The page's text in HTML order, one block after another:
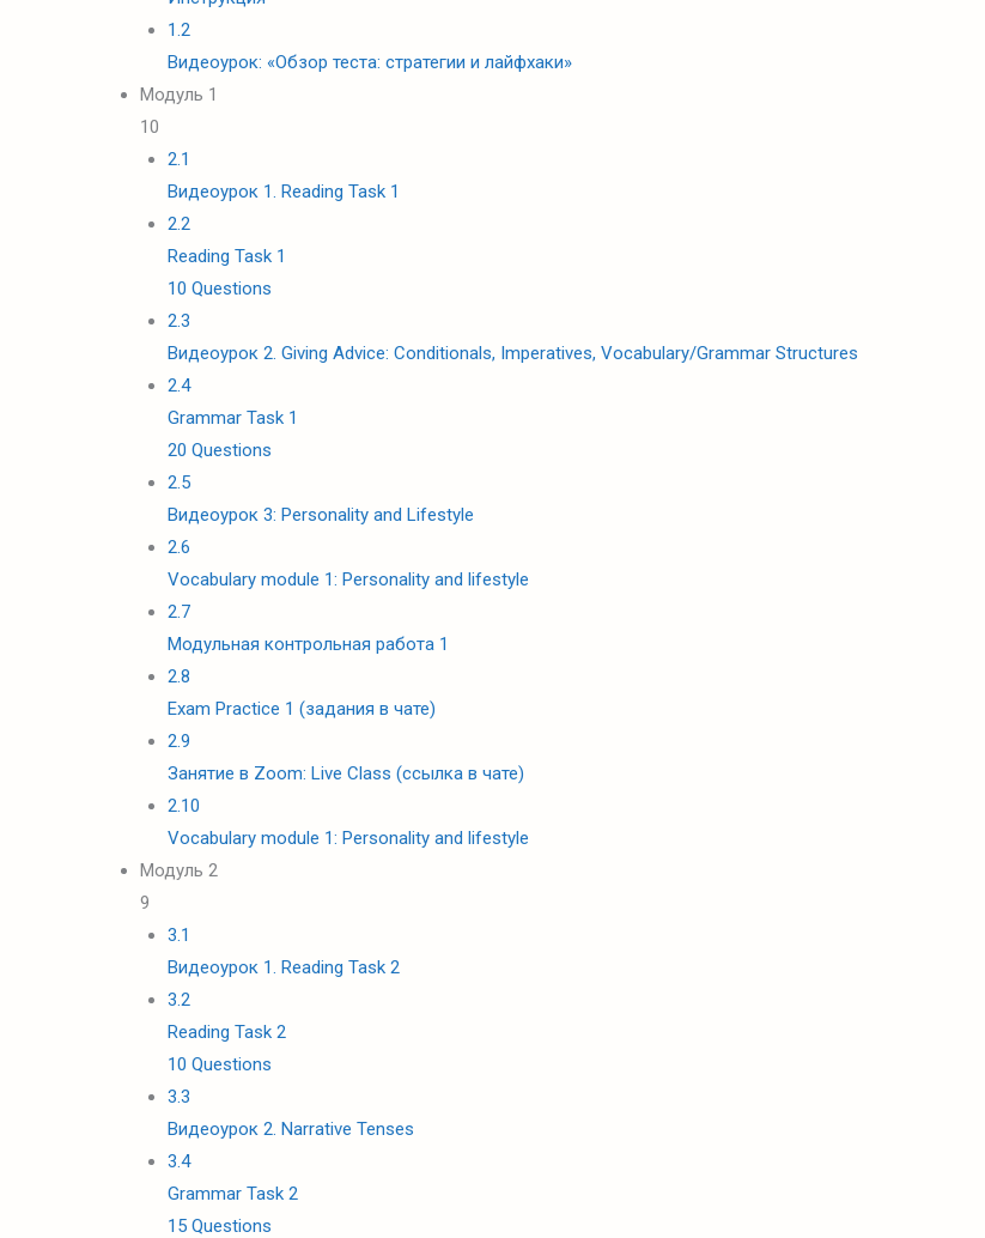
1.2
Видеоурок: «Обзор теста: стратегии и лайфхаки»
Модуль 1
10
2.1
Видеоурок 1. Reading Task 1
2.2
Reading Task 1
10 Questions
2.3
Видеоурок 2. Giving Advice: Conditionals, Imperatives, Vocabulary/Grammar Structures
2.4
Grammar Task 1
20 Questions
2.5
Видеоурок 3: Personality and Lifestyle
2.6
Vocabulary module 1: Personality and lifestyle
2.7
Модульная контрольная работа 1
2.8
Exam Practice 1 (задания в чате)
2.9
Занятие в Zoom: Live Class (ссылка в чате)
2.10
Vocabulary module 1: Personality and lifestyle
Модуль 2
9
3.1
Видеоурок 1. Reading Task 2
3.2
Reading Task 2
10 Questions
3.3
Видеоурок 2. Narrative Tenses
3.4
Grammar Task 2
15 Questions